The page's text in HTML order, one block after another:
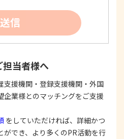
は、本人に明示、通知、ま
の範囲内に限定し、それに
なわないための措置を講じ
を与えた利用目的の範囲内
ます。
て
の利用の安全性を確保す
ィ対策を始めとする安全措
の不正アクセス、個人情報
送信
当者様へ
支援機関・登録支援機関・外国
企業様とのマッチングをご支援
をしていただければ、詳細かつ
ができ、より多くのPR活動を行